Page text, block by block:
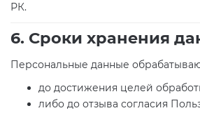
РК.
6. Сроки хранения
Персональные данные
до достижения целей
либо до отзыва согласия